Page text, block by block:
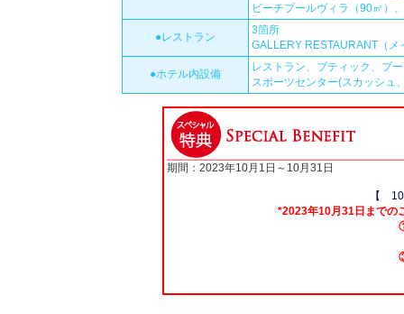
ビーチプールヴィラ（90㎡）
●レストラン
3箇所
GALLERY RESTAURANT（メ
●ホテル内設備
レストラン、ブティック、プ
スポーツセンター(スカッシ
期間：2023年10月1日～10月31日
【
*2023年10月31日までの